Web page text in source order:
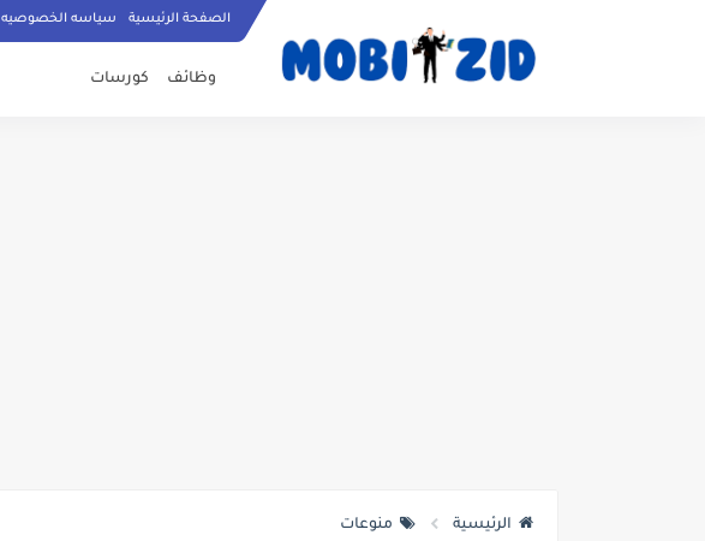
الصفحة الرئيسية سياسه الخصوصيه
وظائف كورسات
الرئيسية منوعات